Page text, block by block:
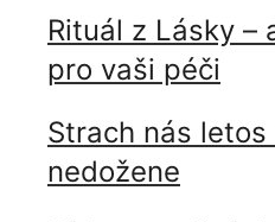
Rituál z Lásky –
pro vaši péči
Strach nás
nedožene